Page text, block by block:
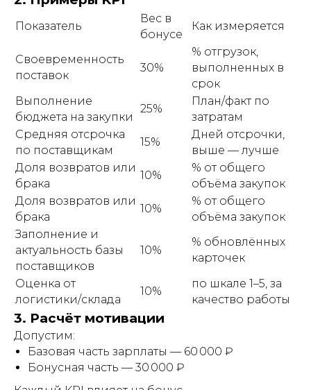
Показатель
Вес в
бонусе
Как измеряется
Своевременность
поставок
30%
% отгрузок,
выполненных в
срок
Выполнение
бюджета на закупки
25%
План/факт по
затратам
Средняя отсрочка
по поставщикам
15%
Дней отсрочки,
выше — лучше
Доля возвратов или
брака
10%
% от общего
объёма закупок
Доля возвратов или
брака
10%
% от общего
объёма закупок
Заполнение и
актуальность базы
поставщиков
10%
% обновлённых
карточек
Оценка от
логистики/склада
10%
по шкале 1–5, за
качество работы
3. Расчёт мотивации
Допустим:
Базовая часть зарплаты — 60 000 ₽
Бонусная часть — 30 000 ₽